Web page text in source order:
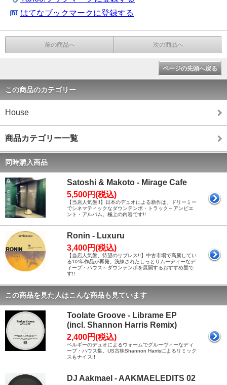
はてなブックマークに登録する
前の商品へ 次の商品へ
ページの先頭へ戻る
この商品のカテゴリー
House
商品カテゴリー一覧
同時購入商品
Satoshi & Makoto - Mirage Cafe
5,500円(税込)
【当店人気盤!!】日本のデュオによる新作は、ドリーミー
でシネマティックなダウンテンポ・トラック～アンビエ
ント・アルバム。極上の内容です!!
Ronin - Luxuru
3,400円(税込)
【当店人気盤、待望のリプレス!!】中古市場で高騰してい
る'02年作品が再発。洗練されたしっとりムーディーなデ
ィープ・ハウス～ダウンテンポを展開するおすすめ盤で
す!!
この商品を見た人はこんな商品も見ています
Toolate Groove - Librame EP
(incl. Shannon Harris Remix)
2,400円(税込)
ベルギーのデュオによるウォームでグルーヴィーなディ
ープ・ハウス集。US古株Shannon Harrisによるリミック
スもナイス!!
DJ Aakmael - AAKMAELEDITS 02